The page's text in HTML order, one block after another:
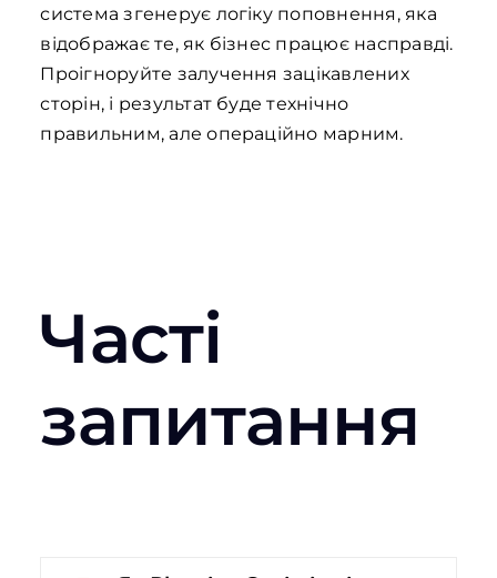
система згенерує логіку поповнення, яка
відображає те, як бізнес працює насправді.
Проігноруйте залучення зацікавлених
сторін, і результат буде технічно
правильним, але операційно марним.
Часті
запитання